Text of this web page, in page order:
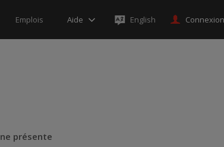
Emplois Aide English Connexion
présente